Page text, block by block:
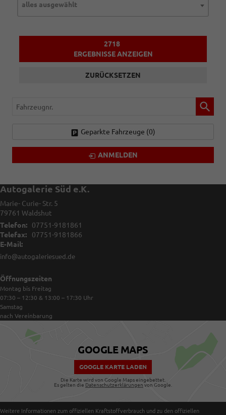
alles ausgewählt
2718
ERGEBNISSE ANZEIGEN
ZURÜCKSETZEN
Fahrzeugnr.
Geparkte Fahrzeuge (0)
ANMELDEN
Autogalerie Süd e.K.
Marie- Curie- Str. 5
79761 Waldshut
Telefon:
07751-9181861
Telefax:
07751-9181866
E-Mail:
info@autogaleriesued.de
Öffnungszeiten
Montag bis Freitag
07:30 – 12:30 & 13:00 – 17:30 Uhr
Samstag
nach Vereinbarung
GOOGLE MAPS
GOOGLE KARTE LADEN
Die Karte wird von Google Maps eingebettet.
Es gelten die Datenschutzerklärungen von Google.
Weitere Informationen zum offiziellen Kraftstoffverbrauch und zu den offiziellen